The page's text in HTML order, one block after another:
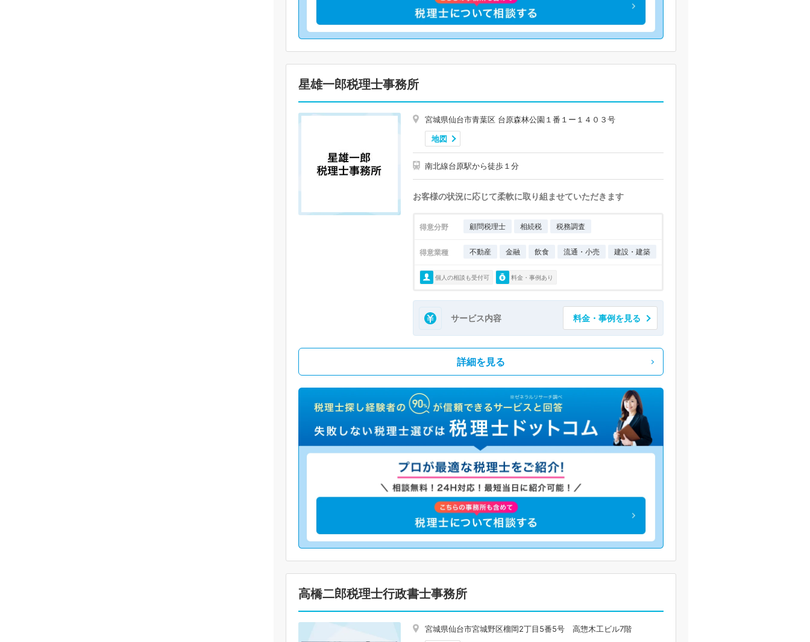
星雄一郎税理士事務所
宮城県仙台市青葉区 台原森林公園１番１ー１４０３号
地図
南北線台原駅から徒歩１分
お客様の状況に応じて柔軟に取り組ませていただきます
得意分野 顧問税理士 相続税 税務調査
得意業種 不動産 金融 飲食 流通・小売 建設・建築
個人の相談も受付可 料金・事例あり
サービス内容 料金・事例を見る
詳細を見る
高橋二郎税理士行政書士事務所
宮城県仙台市宮城野区榴岡2丁目5番5号 高惣木工ビル7階